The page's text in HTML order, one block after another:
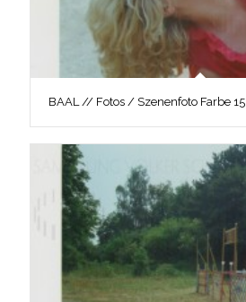
BAAL // Fotos / Szenenfoto Farbe 15